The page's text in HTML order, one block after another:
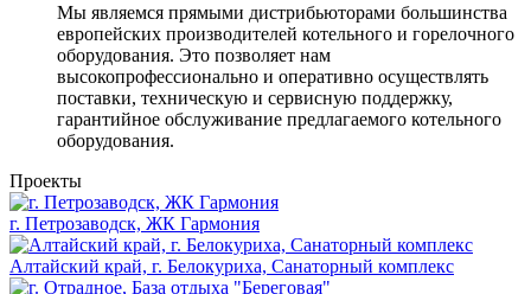
Мы являемся прямыми дистрибьюторами большинства
европейских производителей котельного и горелочного
оборудования. Это позволяет нам
высокопрофессионально и оперативно осуществлять
поставки, техническую и сервисную поддержку,
гарантийное обслуживание предлагаемого котельного
оборудования.
Проекты
г. Петрозаводск, ЖК Гармония
Алтайский край, г. Белокуриха, Санаторный комплекс